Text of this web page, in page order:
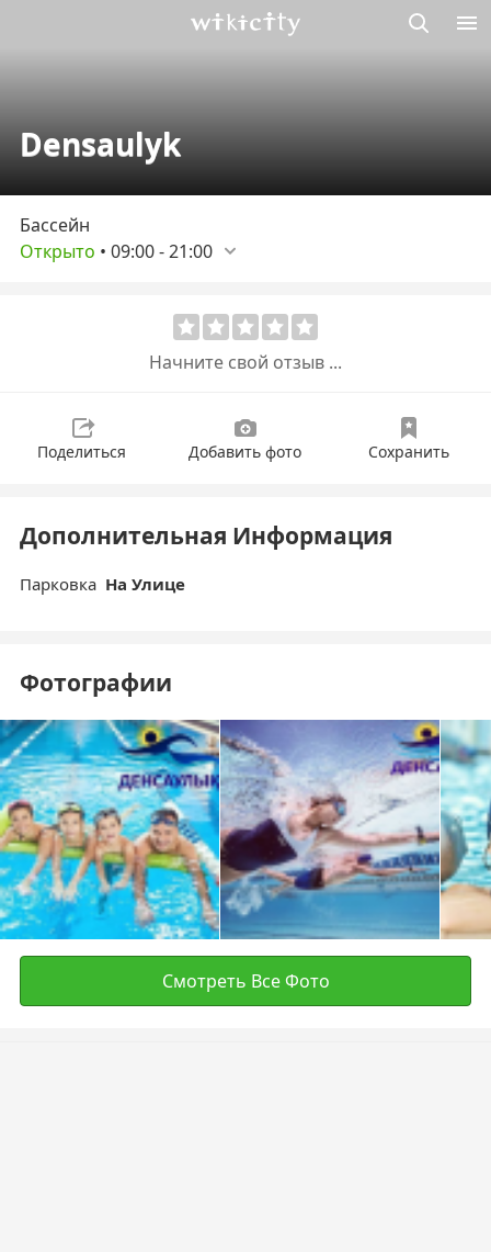
Densaulyk
Бассейн
Открыто • 09:00-21:00
Начните свой отзыв ...
Поделиться Добавить фото Сохранить
Дополнительная Информация
Парковка На Улице
Фотографии
Смотреть Все Фото